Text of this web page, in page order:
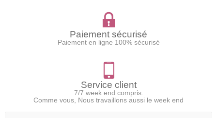
Paiement sécurisé
Paiement en ligne 100% sécurisé
Service client
7/7 week end compris.
Comme vous, Nous travaillons aussi le week end